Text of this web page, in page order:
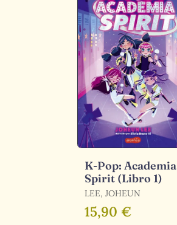
K-Pop: Academia
Spirit (Libro 1)
LEE, JOHEUN
15,90 €